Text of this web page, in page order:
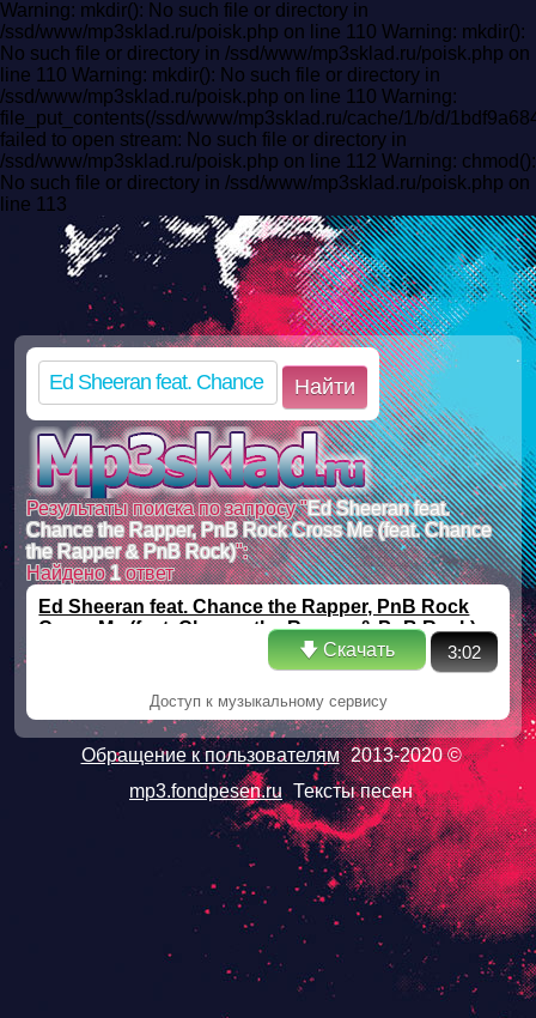
Warning: mkdir(): No such file or directory in
/ssd/www/mp3sklad.ru/poisk.php on line 110 Warning: mkdir():
No such file or directory in /ssd/www/mp3sklad.ru/poisk.php on
line 110 Warning: mkdir(): No such file or directory in
/ssd/www/mp3sklad.ru/poisk.php on line 110 Warning:
file_put_contents(/ssd/www/mp3sklad.ru/cache/1/b/d/
failed to open stream: No such file or directory in
/ssd/www/mp3sklad.ru/poisk.php on line 112 Warning: chmod():
No such file or directory in /ssd/www/mp3sklad.ru/poisk.php on
line 113
Найти
Результаты поиска по запросу "Ed Sheeran feat.
Chance the Rapper, PnB Rock Cross Me (feat. Chance
the Rapper & PnB Rock)":
Найдено1ответ
Ed Sheeran feat. Chance the Rapper, PnB Rock
Cross Me (feat. Chance the Rapper & PnB Rock)
🡇 Скачать
3:02
Доступ к музыкальному сервису
Обращение к пользователям 2013-2020 ©
mp3.fondpesen.ru Тексты песен